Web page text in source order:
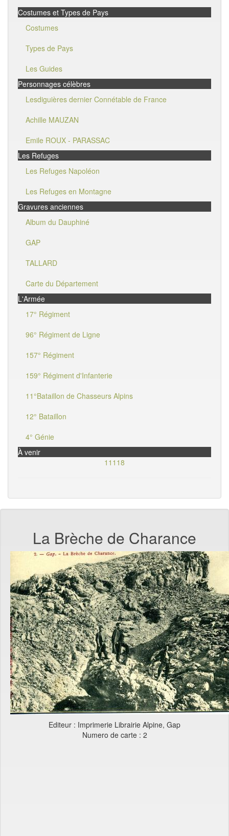
Costumes et Types de Pays
Costumes
Types de Pays
Les Guides
Personnages célèbres
Lesdiguières dernier Connétable de France
Achille MAUZAN
Emile ROUX - PARASSAC
Les Refuges
Les Refuges Napoléon
Les Refuges en Montagne
Gravures anciennes
Album du Dauphiné
GAP
TALLARD
Carte du Département
L'Armée
17° Régiment
96° Régiment de Ligne
157° Régiment
159° Régiment d'Infanterie
11°Bataillon de Chasseurs Alpins
12° Bataillon
4° Génie
À venir
11118
La Brèche de Charance
Editeur : Imprimerie Librairie Alpine, Gap
Numero de carte : 2